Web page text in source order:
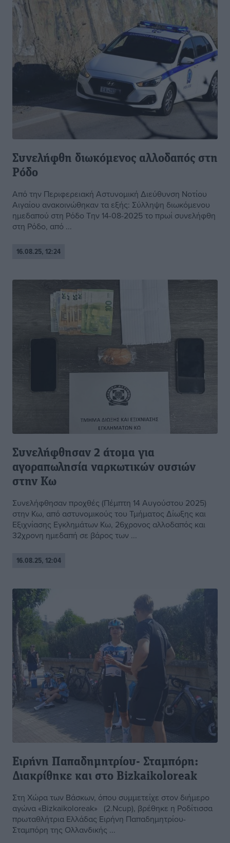
Συνελήφθη διωκόμενος αλλοδαπός στη
Ρόδο
Από την Περιφερειακή Αστυνομική Διεύθυνση Νοτίου
Αιγαίου ανακοινώθηκαν τα εξής: Σύλληψη διωκόμενου
ημεδαπού στη Ρόδο Την 14-08-2025 το πρωί συνελήφθη
στη Ρόδο, από ...
16.08.25, 12:24
Συνελήφθησαν 2 άτομα για
αγοραπωλησία ναρκωτικών ουσιών
στην Κω
Συνελήφθησαν προχθές (Πέμπτη 14 Αυγούστου 2025)
στην Κω, από αστυνομικούς του Τμήματος Δίωξης και
Εξιχνίασης Εγκλημάτων Κω, 26χρονος αλλοδαπός και
32χρονη ημεδαπή σε βάρος των ...
16.08.25, 12:04
Ειρήνη Παπαδημητρίου- Σταμπόρη:
Διακρίθηκε και στο Bizkaikoloreak
Στη Χώρα των Βάσκων, όπου συμμετείχε στον διήμερο
αγώνα «Bizkaikoloreak» (2.Ncup), βρέθηκε η Ροδίτισσα
πρωταθλήτρια Ελλάδας Ειρήνη Παπαδημητρίου-
Σταμπόρη της Ολλανδικής ...